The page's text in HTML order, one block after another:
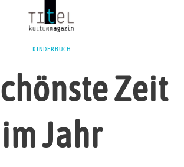
KINDERBUCH
Zeit
im Jahr